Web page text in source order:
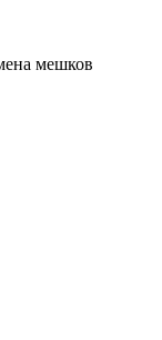
мешков